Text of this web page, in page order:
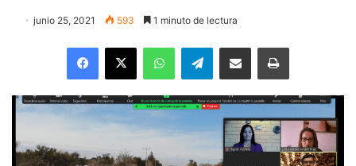
junio 25, 2021 593 1 minuto de lectura
Facebook
X WhatsAppTelegramEnviar vía email Imprimir